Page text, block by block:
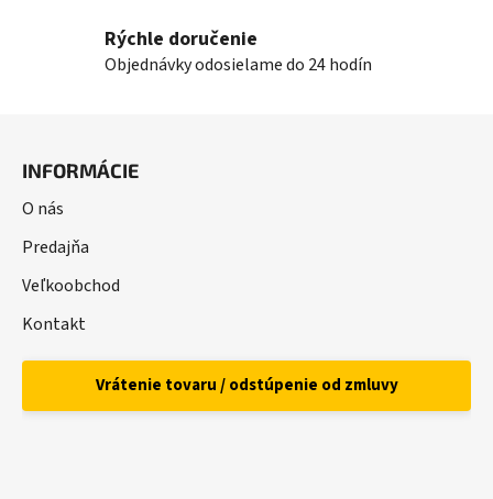
ý
p
Rýchle doručenie
Objednávky odosielame do 24 hodín
INFORMÁCIE
O nás
Predajňa
Veľkoobchod
Kontakt
Vrátenie tovaru / odstúpenie od zmluvy